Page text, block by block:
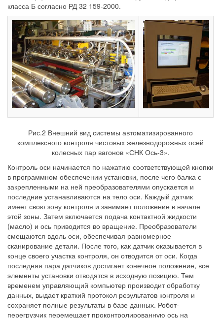
класса Б согласно РД 32 159-2000.
Рис.2 Внешний вид системы автоматизированного
комплексного контроля чистовых железнодорожных осей
колесных пар вагонов «СНК Ось-3».
Контроль оси начинается по нажатию соответствующей кнопки
в программном обеспечении установки, после чего балка с
закрепленными на ней преобразователями опускается и
последние устанавливаются на тело оси. Каждый датчик
имеет свою зону контроля и занимает положение в начале
этой зоны. Затем включается подача контактной жидкости
(масло) и ось приводится во вращение. Преобразователи
смещаются вдоль оси, обеспечивая равномерное
сканирование детали. После того, как датчик оказывается в
конце своего участка контроля, он отводится от оси. Когда
последняя пара датчиков достигает конечное положение, все
элементы установки отводятся в исходную позицию. Тем
временем управляющий компьютер производит обработку
данных, выдает краткий протокол результатов контроля и
сохраняет полные результаты в базе данных. Робот-
перегрузчик перемещает проконтролированную ось на